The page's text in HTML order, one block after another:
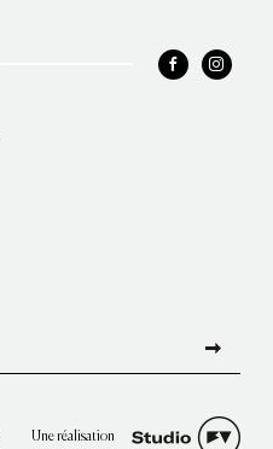
Une réalisation